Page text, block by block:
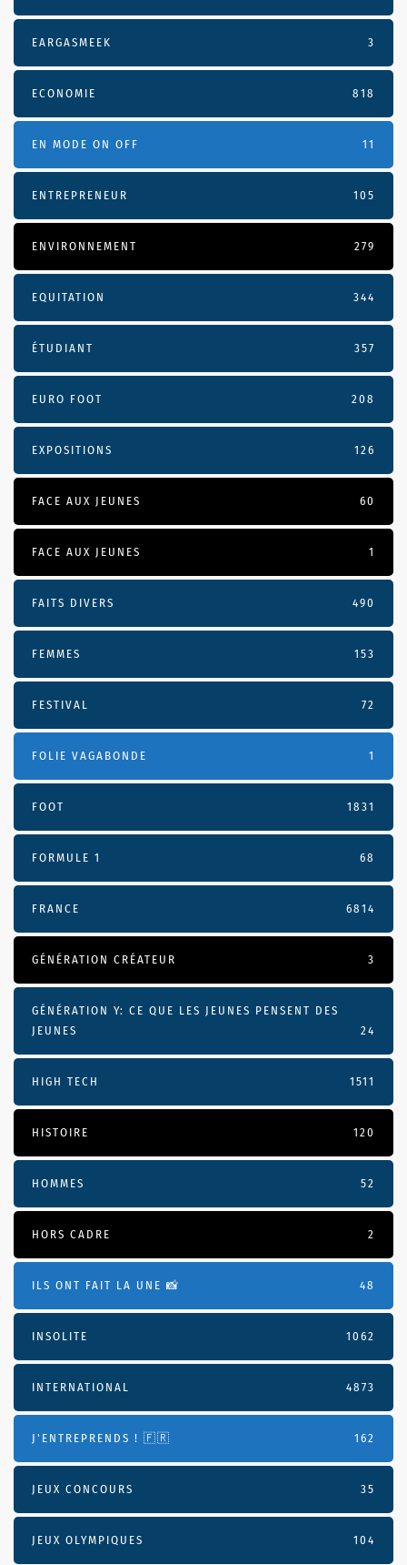
EARGASMEEK 3
ECONOMIE 818
EN MODE ON OFF 11
ENTREPRENEUR 105
ENVIRONNEMENT 279
EQUITATION 344
ÉTUDIANT 357
EURO FOOT 208
EXPOSITIONS 126
FACE AUX JEUNES 60
FACE AUX JEUNES 1
FAITS DIVERS 490
FEMMES 153
FESTIVAL 72
FOLIE VAGABONDE 1
FOOT 1831
FORMULE 1 68
FRANCE 6814
GÉNÉRATION CRÉATEUR 3
GÉNÉRATION Y: CE QUE LES JEUNES PENSENT DES
JEUNES
24
HIGH TECH 1511
HISTOIRE 120
HOMMES 52
HORS CADRE 2
ILS ONT FAIT LA UNE 📸 48
INSOLITE 1062
INTERNATIONAL 4873
J'ENTREPRENDS ! 🇫🇷 162
JEUX CONCOURS 35
JEUX OLYMPIQUES 104